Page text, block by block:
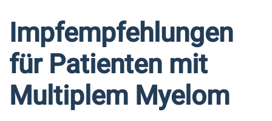
Impfempfehlungen
für Patienten mit
Multiplem Myelom